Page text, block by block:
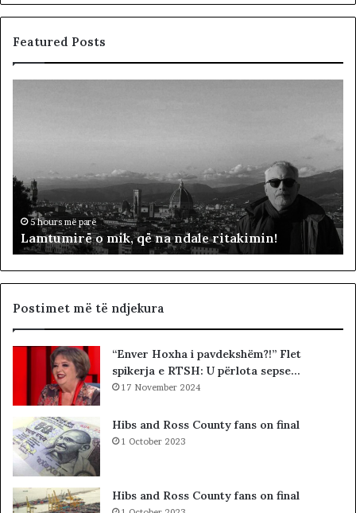
Featured Posts
i
m
i
k
,
d
l
r
i
t
5 hours më parë
Lamtumirë o mik, që na ndale ritakimin!
p
a
Postimet më të ndjekura
“Enver Hoxha i pavdekshëm?!” Flet
spikerja e RTSH: U përlota sepse…
17 November 2024
Hibs and Ross County fans on final
1 October 2023
Hibs and Ross County fans on final